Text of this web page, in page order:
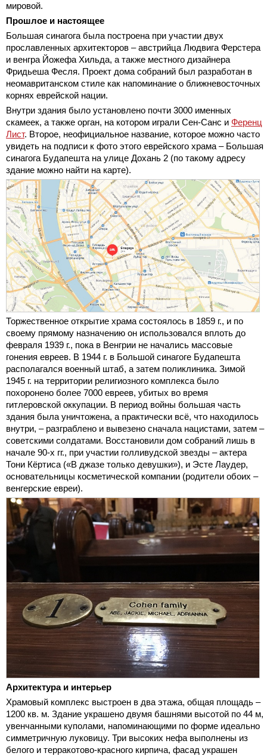
мировой.
Прошлое и настоящее
Большая синагога была построена при участии двух
прославленных архитекторов – австрийца Людвига Ферстера
и венгра Йожефа Хильда, а также местного дизайнера
Фридьеша Фесля. Проект дома собраний был разработан в
неомавританском стиле как напоминание о ближневосточных
корнях еврейской нации.
Внутри здания было установлено почти 3000 именных
скамеек, а также орган, на котором играли Сен-Санс и Ференц
Лист. Второе, неофициальное название, которое можно часто
увидеть на подписи к фото этого еврейского храма – Большая
синагога Будапешта на улице Дохань 2 (по такому адресу
здание можно найти на карте).
Торжественное открытие храма состоялось в 1859 г., и по
своему прямому назначению он использовался вплоть до
февраля 1939 г., пока в Венгрии не начались массовые
гонения евреев. В 1944 г. в Большой синагоге Будапешта
располагался военный штаб, а затем поликлиника. Зимой
1945 г. на территории религиозного комплекса было
похоронено более 7000 евреев, убитых во время
гитлеровской оккупации. В период войны большая часть
здания была уничтожена, а практически всё, что находилось
внутри, – разграблено и вывезено сначала нацистами, затем –
советскими солдатами. Восстановили дом собраний лишь в
начале 90-х гг., при участии голливудской звезды – актера
Тони Кёртиса («В джазе только девушки»), и Эсте Лаудер,
основательницы косметической компании (родители обоих –
венгерские евреи).
Архитектура и интерьер
Храмовый комплекс выстроен в два этажа, общая площадь –
1200 кв. м. Здание украшено двумя башнями высотой по 44 м,
увенчанными куполами, напоминающими по форме идеально
симметричную луковицу. Три высоких нефа выполнены из
белого и терракотово-красного кирпича, фасад украшен